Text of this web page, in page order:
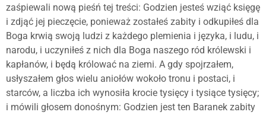
zaśpiewali nową pieśń tej treści: Godzien jesteś wziąć księgę
i zdjąć jej pieczęcie, ponieważ zostałeś zabity i odkupiłeś dla
Boga krwią swoją ludzi z każdego plemienia i języka, i ludu, i
narodu, i uczyniłeś z nich dla Boga naszego ród królewski i
kapłanów, i będą królować na ziemi. A gdy spojrzałem,
usłyszałem głos wielu aniołów wokoło tronu i postaci, i
starców, a liczba ich wynosiła krocie tysięcy i tysiące tysięcy;
i mówili głosem donośnym: Godzien jest ten Baranek zabity